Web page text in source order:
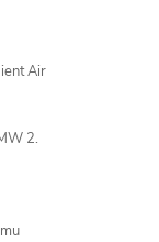
Air
2.